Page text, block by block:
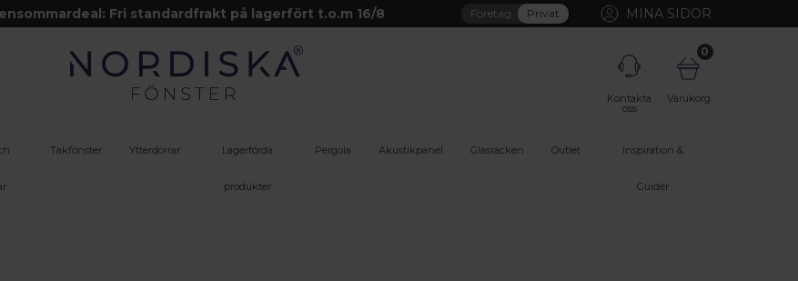
Fri standardfrakt på lagerfört t.o.m 16/8 Företag Privat MINA SIDOR
Kontakta
oss
0
Varukorg
Takfönster Ytterdörrar Lagerförda
produkter
Pergola Akustikpanel Glasräcken Outlet Inspiration &
Guider